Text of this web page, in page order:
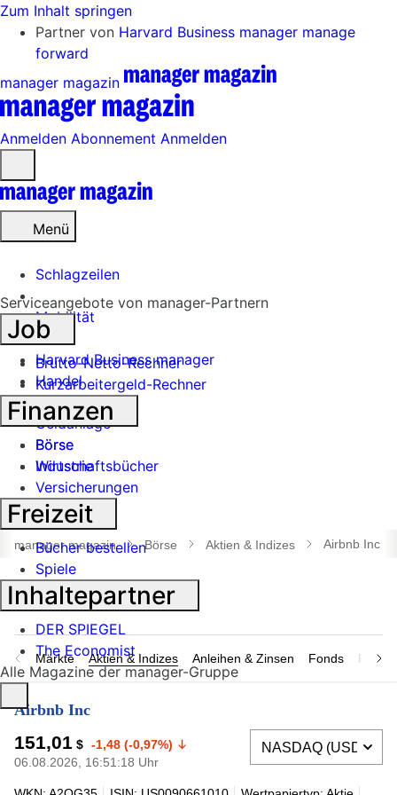
Zum Inhalt springen
Partner von Harvard Business manager manage
forward
manager magazin
Anmelden Abonnement Anmelden
öffnen
Menü
Schlagzeilen
Mobilität
Tech
Harvard Business manager
Handel
Banken
Geldanlage
Börse
Industrie
Suche
öffnen
manager magazin Börse Aktien & Indizes Airbnb Inc
Märkte Aktien & Indizes Anleihen & Zinsen Fonds
Airbnb Inc
151,01 $ -1,48 (-0,97%)
06.08.2026, 16:51:18 Uhr
Serviceangebote von manager-Partnern
Job
Brutto-Netto-Rechner
Kurzarbeitergeld-Rechner
Finanzen
Börse
Wirtschaftsbücher
Versicherungen
Freizeit
Bücher bestellen
Spiele
Inhaltepartner
DER SPIEGEL
The Economist
Alle Magazine der manager-Gruppe